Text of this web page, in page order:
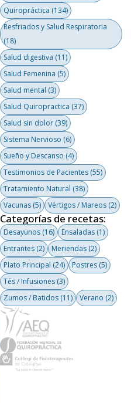
Quiropráctica (134)
Resfriados y Salud Respiratoria
(18)
Salud digestiva (11)
Salud Femenina (5)
Salud mental (3)
Salud Quiropractica (37)
Salud sin dolor (39)
Sistema Nervioso (6)
Sueño y Descanso (4)
Testimonios de Pacientes (55)
Tratamiento Natural (38)
Vacunas (5) Vértigos / Mareos (2)
Categorías de recetas:
Desayunos (16) Ensaladas (1)
Entrantes (2) Meriendas (2)
Plato Principal (24) Postres (5)
Tés / Infusiones (3)
Zumos / Batidos (11) Verano (2)